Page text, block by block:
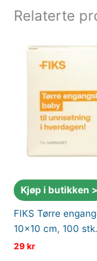
Relaterte
Kjøp i butikken >
FIKS Tørre
10×10 cm, 100 stk.
29 kr